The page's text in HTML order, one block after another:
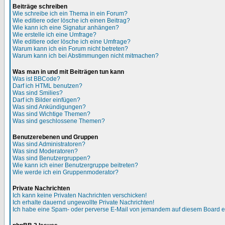
Beiträge schreiben
Wie schreibe ich ein Thema in ein Forum?
Wie editiere oder lösche ich einen Beitrag?
Wie kann ich eine Signatur anhängen?
Wie erstelle ich eine Umfrage?
Wie editiere oder lösche ich eine Umfrage?
Warum kann ich ein Forum nicht betreten?
Warum kann ich bei Abstimmungen nicht mitmachen?
Was man in und mit Beiträgen tun kann
Was ist BBCode?
Darf ich HTML benutzen?
Was sind Smilies?
Darf ich Bilder einfügen?
Was sind Ankündigungen?
Was sind Wichtige Themen?
Was sind geschlossene Themen?
Benutzerebenen und Gruppen
Was sind Administratoren?
Was sind Moderatoren?
Was sind Benutzergruppen?
Wie kann ich einer Benutzergruppe beitreten?
Wie werde ich ein Gruppenmoderator?
Private Nachrichten
Ich kann keine Privaten Nachrichten verschicken!
Ich erhalte dauernd ungewollte Private Nachrichten!
Ich habe eine Spam- oder perverse E-Mail von jemandem auf diesem Board